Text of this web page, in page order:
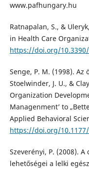
www.pafhungary.hu
Ratnapalan, S., &
in Health Care
https://doi.org/
Senge, P. M. (1998). Az
Stoelwinder, J. U., &
Organization
Managenment’ to
Applied Behavioral
https://doi.org/10.1177/
Szeverényi, P. (2008).
lehetőségei a lelki